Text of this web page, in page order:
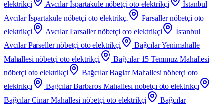
elektrikçi
Avcılar İspartakule nöbetçi oto elektrikçi
İstanbul
Avcılar İspartakule nöbetçi oto elektrikçi Parsaller nöbetçi oto
elektrikçi
Avcılar Parsaller nöbetçi oto elektrikçi
İstanbul
Avcılar Parseller nöbetçi oto elektrikçi
Bağcılar Yenimahalle
Mahallesi nöbetçi oto elektrikçi
Bağcılar 15 Temmuz Mahallesi
nöbetçi oto elektrikçi
Bağcılar Baglar Mahallesi nöbetçi oto
elektrikçi
Bağcılar Barbaros Mahallesi nöbetçi oto elektrikçi
Bağcılar Cinar Mahallesi nöbetçi oto elektrikçi
Bağcılar